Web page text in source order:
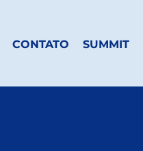
CONTATO SUMMIT